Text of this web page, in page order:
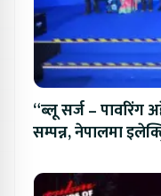
“ब्लू सर्ज – पावरिंग
सम्पन्न, नेपालमा